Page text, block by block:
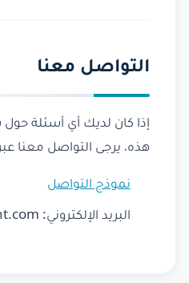
التواصل معنا
إذا كان لديك أي أسئلة
هذه، يرجى التواصل معنا
نموذج التواصل
البريد الإلكتروني: